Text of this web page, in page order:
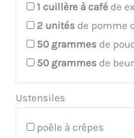
1 cuillère à café de
2 unités de pomme
50 grammes de
50 grammes de
Ustensiles
poêle à crêpes